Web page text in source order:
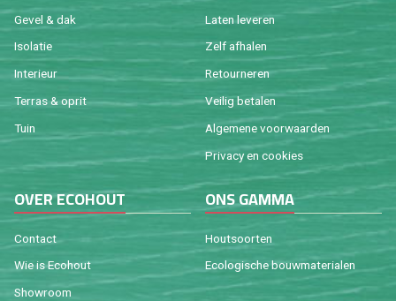
Gevel & dak
Isolatie
Interieur
Terras & oprit
Tuin
Laten leveren
Zelf afhalen
Retourneren
Veilig betalen
Algemene voorwaarden
Privacy en cookies
OVER ECOHOUT
Contact
Wie is Ecohout
Showroom
ONS GAMMA
Houtsoorten
Ecologische bouwmaterialen